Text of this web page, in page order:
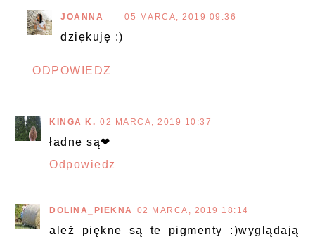
JOANNA 05 MARCA, 2019 09:36
dziękuję :)
ODPOWIEDZ
KINGA K. 02 MARCA, 2019 10:37
ładne są❤
Odpowiedz
DOLINA_PIEKNA 02 MARCA, 2019 18:14
ależ piękne są te pigmenty :)wyglądają